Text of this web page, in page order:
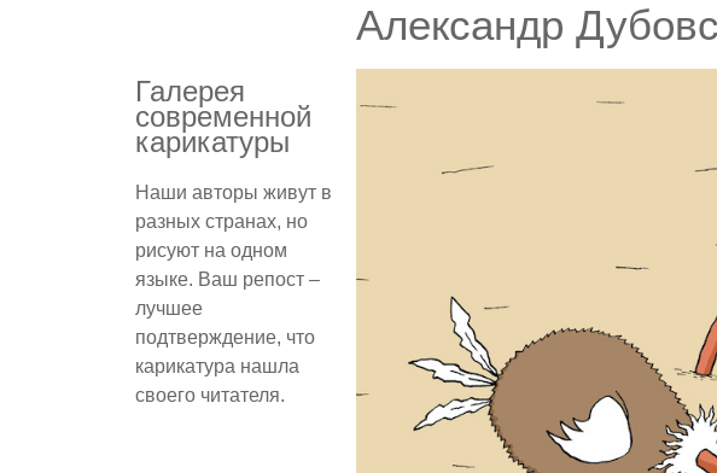
Галерея
современной
карикатуры
Наши авторы живут в
разных странах, но
рисуют на одном
языке. Ваш репост –
лучшее
подтверждение, что
карикатура нашла
своего читателя.
Александр